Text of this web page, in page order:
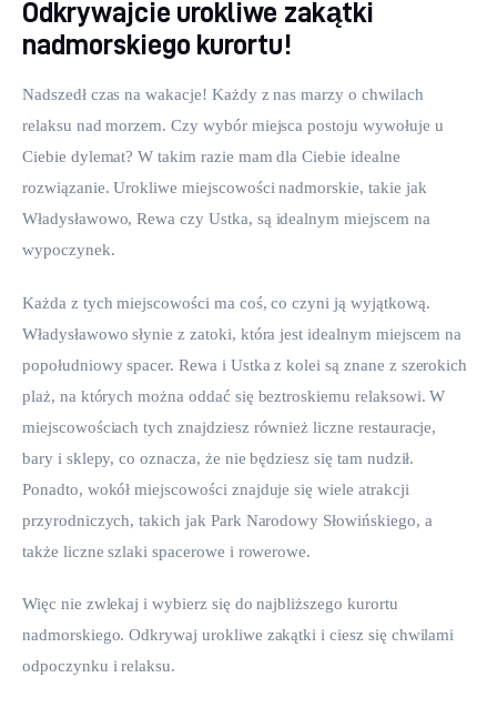
Odkrywajcie urokliwe zakątki
nadmorskiego kurortu!
Nadszedł czas na wakacje! Każdy z nas marzy o chwilach
relaksu nad morzem. Czy wybór miejsca postoju wywołuje u
Ciebie dylemat? W takim razie mam dla Ciebie idealne
rozwiązanie. Urokliwe miejscowości nadmorskie, takie jak
Władysławowo, Rewa czy Ustka, są idealnym miejscem na
wypoczynek.
Każda z tych miejscowości ma coś, co czyni ją wyjątkową.
Władysławowo słynie z zatoki, która jest idealnym miejscem na
popołudniowy spacer. Rewa i Ustka z kolei są znane z szerokich
plaż, na których można oddać się beztroskiemu relaksowi. W
miejscowościach tych znajdziesz również liczne restauracje,
bary i sklepy, co oznacza, że nie będziesz się tam nudził.
Ponadto, wokół miejscowości znajduje się wiele atrakcji
przyrodniczych, takich jak Park Narodowy Słowińskiego, a
także liczne szlaki spacerowe i rowerowe.
Więc nie zwlekaj i wybierz się do najbliższego kurortu
nadmorskiego. Odkrywaj urokliwe zakątki i ciesz się chwilami
odpoczynku i relaksu.